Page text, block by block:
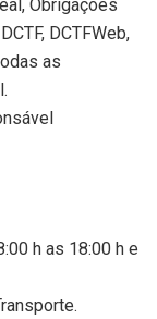
Obrigações
DCTFWeb,
as
h as 18:00 h e